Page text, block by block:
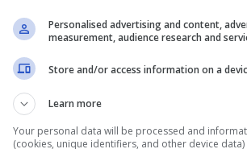
nel corso degli
costretto a tornare in Italia per
di proprietà dell’attore nella
giorni ha investito la
molte delle città della
danni non indifferenti alle
Personalised advertising and content,
measurement, audience research and
Store and/or access information on a
Learn more
Your personal data will be processed and
(cookies, unique identifiers, and other device